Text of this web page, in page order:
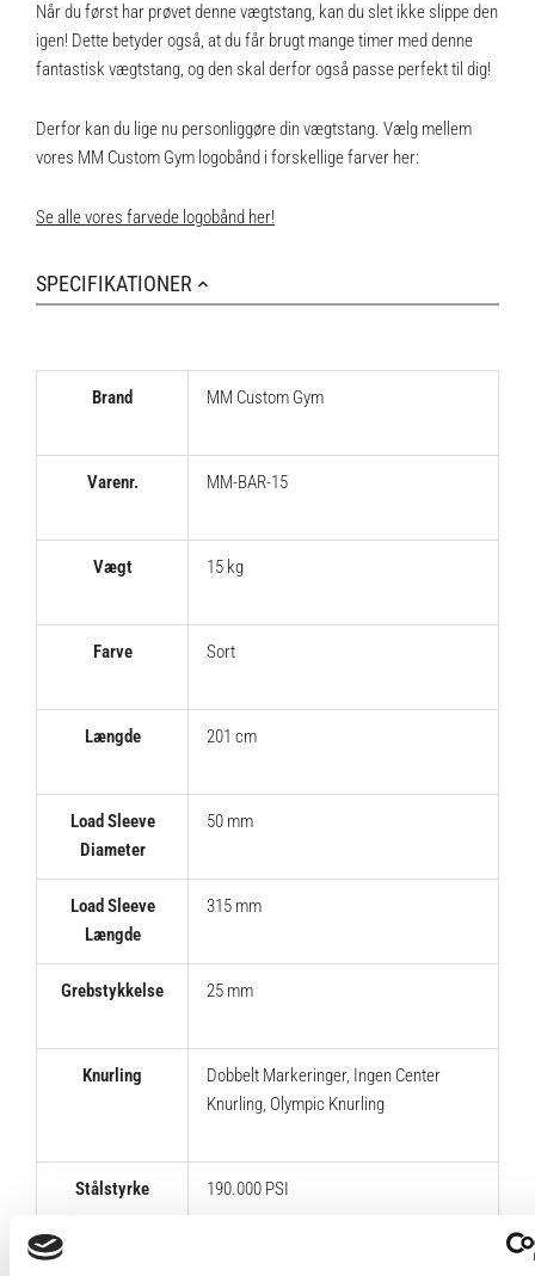
Når du først har prøvet denne vægtstang, kan du slet ikke slippe den
igen! Dette betyder også, at du får brugt mange timer med denne
fantastisk vægtstang, og den skal derfor også passe perfekt til dig!
Derfor kan du lige nu personliggøre din vægtstang. Vælg mellem
vores MM Custom Gym logobånd i forskellige farver her:
Se alle vores farvede logobånd her!
SPECIFIKATIONER
Brand MM Custom Gym
Varenr. MM-BAR-15
Vægt 15 kg
Farve Sort
Længde 201 cm
Load Sleeve
Diameter
50 mm
Load Sleeve
Længde
315 mm
Grebstykkelse 25 mm
Knurling Dobbelt Markeringer, Ingen Center
Knurling, Olympic Knurling
Stålstyrke 190.000 PSI